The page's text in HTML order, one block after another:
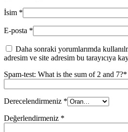
İsim *
E-posta *
Daha sonraki yorumlarımda
adresim ve site adresim bu tarayıcıya
Spam-test: What is the sum of 2 and 7?*
Derecelendirmeniz *
Değerlendirmeniz *